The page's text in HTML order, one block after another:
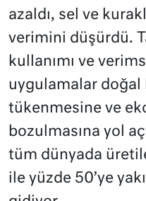
azaldı, sel ve
verimini düşürdü.
kullanımı ve
uygulamalar doğal
tükenmesine ve
bozulmasına yol
tüm dünyada
ile yüzde 50’ye